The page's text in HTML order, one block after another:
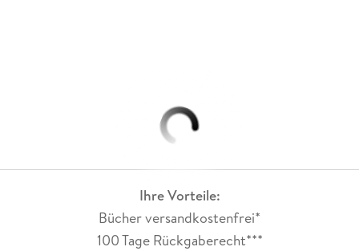
Ihre Vorteile:
Bücher versandkostenfrei*
100 Tage Rückgaberecht***